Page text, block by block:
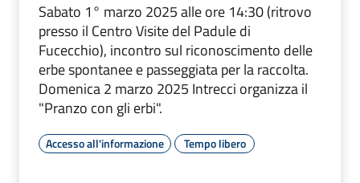
Sabato 1° marzo 2025 alle ore 14:30 (ritrovo
presso il Centro Visite del Padule di
Fucecchio), incontro sul riconoscimento delle
erbe spontanee e passeggiata per la raccolta.
Domenica 2 marzo 2025 Intrecci organizza il
"Pranzo con gli erbi".
Accesso all'informazione Tempo libero